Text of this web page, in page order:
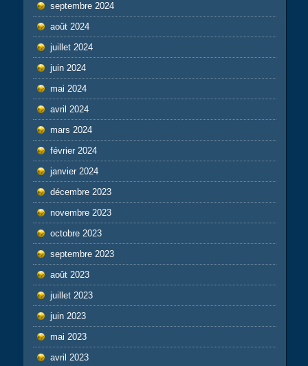
septembre 2024
août 2024
juillet 2024
juin 2024
mai 2024
avril 2024
mars 2024
février 2024
janvier 2024
décembre 2023
novembre 2023
octobre 2023
septembre 2023
août 2023
juillet 2023
juin 2023
mai 2023
avril 2023